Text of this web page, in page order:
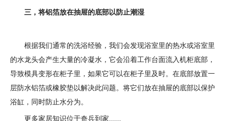
三，将铝箔放在抽屉的底部以防止潮湿
根据我们通常的洗浴经验，我们会发现浴室里的热水或浴室里
的水龙头会产生大量的冷凝水，它会沿着工作台面流入机柜底部，
导致模具变形在柜子里，如果它可以在柜子里及时。在底部放置一
层防水铝箔或橡胶垫以解决此问题。将它们放在抽屉的底部以保护
浴缸，同时防止水分为。
更多家居知识位于奇兵到家......